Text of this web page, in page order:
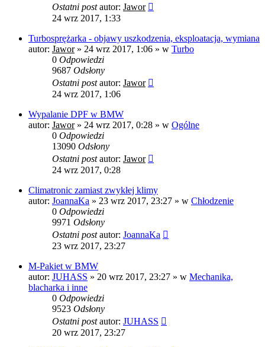
Ostatni postautor: Jawor
24 wrz 2017, 1:33
Turbosprężarka - objawy uszkodzenia, eksploatacja, wymiana
autor: Jawor» 24 wrz 2017, 1:06 » w Turbo
0 Odpowiedzi
9687 Odsłony
Ostatni postautor: Jawor
24 wrz 2017, 1:06
Wypalanie DPF w BMW
autor: Jawor» 24 wrz 2017, 0:28 » w Ogólne
0 Odpowiedzi
13090 Odsłony
Ostatni postautor: Jawor
24 wrz 2017, 0:28
Climatronic zamiast zwykłej klimy
autor: JoannaKa » 23 wrz 2017, 23:27 » w Chłodzenie
0 Odpowiedzi
9971 Odsłony
Ostatni postautor: JoannaKa
23 wrz 2017, 23:27
M-Pakiet w BMW
autor: JUHASS » 20 wrz 2017, 23:27 » w Mechanika,
blacharka i inne
0 Odpowiedzi
9523 Odsłony
Ostatni postautor: JUHASS
20 wrz 2017, 23:27